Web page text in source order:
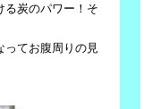
る炭のパワー！そ
てお腹周りの見